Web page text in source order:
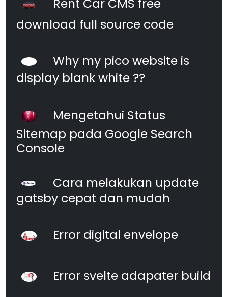
Rent Car CMS free
download full source code
Why my pico website is
display blank white ??
Mengetahui Status
Sitemap pada Google Search
Console
Cara melakukan update
gatsby cepat dan mudah
Error digital envelope
Error svelte adapater build